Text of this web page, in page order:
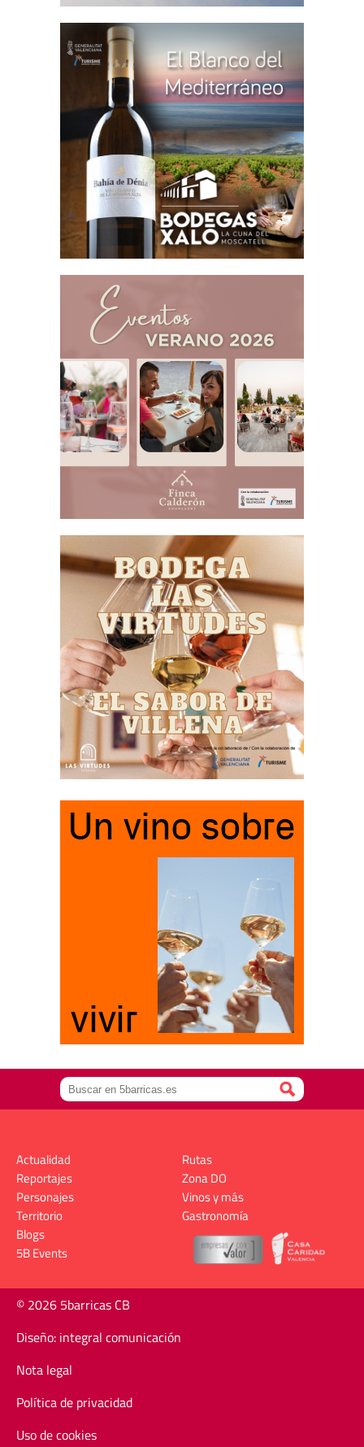
Actualidad
Reportajes
Personajes
Territorio
Rutas
Zona DO
Vinos y más
Gastronomía
Blogs
5B Events
© 2026 5barricas CB
Diseño: integral comunicación
Nota legal
Política de privacidad
Uso de cookies